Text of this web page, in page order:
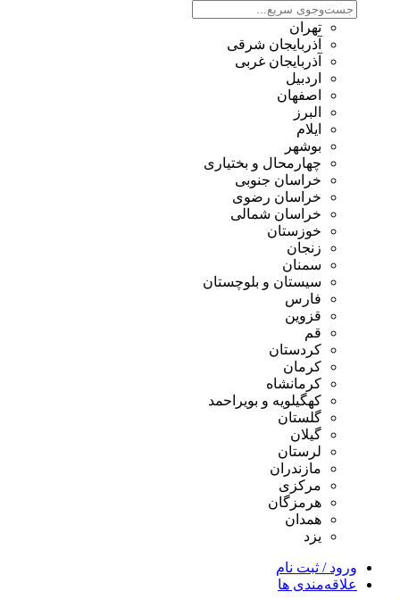
تهران
آذربایجان شرقی
آذربایجان غربی
اردبیل
اصفهان
البرز
ایلام
بوشهر
چهارمحال و بختیاری
خراسان جنوبی
خراسان رضوی
خراسان شمالی
خوزستان
زنجان
سمنان
سیستان و بلوچستان
فارس
قزوین
قم
کردستان
کرمان
کرمانشاه
کهگیلویه و بویراحمد
گلستان
گیلان
لرستان
مازندران
مرکزی
هرمزگان
همدان
یزد
ورود / ثبت نام
علاقه‌مندی ها